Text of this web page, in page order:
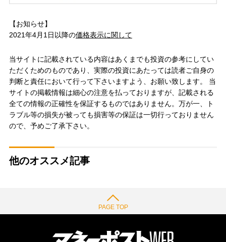
【お知らせ】
2021年4月1日以降の価格表示に関して
当サイトに記載されている内容はあくまでも投資の参考にしてい
ただくためのものであり、実際の投資にあたっては読者ご自身の
判断と責任において行って下さいますよう、お願い致します。 当
サイトの掲載情報は細心の注意を払っておりますが、記載される
全ての情報の正確性を保証するものではありません。万が一、ト
ラブル等の損失が被っても損害等の保証は一切行っておりません
ので、予めご了承下さい。
他のオススメ記事
PAGE TOP